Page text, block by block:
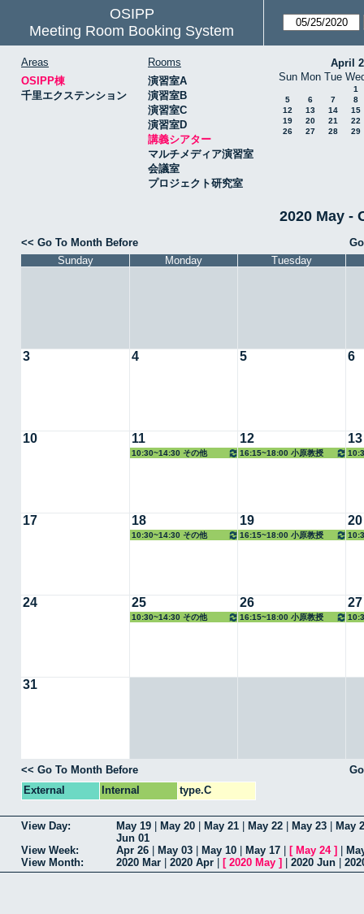
OSIPP
Meeting Room Booking System
Areas
OSIPP棟
千里エクステンション
Rooms
演習室A
演習室B
演習室C
演習室D
講義シアター
マルチメディア演習室
会議室
プロジェクト研究室
April
Sun Mon Tue
1
5
6 7
8
12
13 14
15
19
20 21
22
26
27 28 29
2020 May -
<< Go To Month Before
Sunday
Monday Tuesday
3 4 5 6
10 11
10:30~14:30 その他
12
16:15~18:00 小原教授
13
17 18
10:30~14:30 その他
19
16:15~18:00 小原教授
20
24 25
10:30~14:30 その他
26
16:15~18:00 小原教授
27
31
<< Go To Month Before
External
Internal type.C
View Day: May 19 May 20 May 21 May 22 May 23
May
Jun 01
View Week:
Apr 26 May 03 May 10 May 17 [ May 24]
View Month:
2020 Mar 2020 Apr [ 2020 May ] 2020 Jun